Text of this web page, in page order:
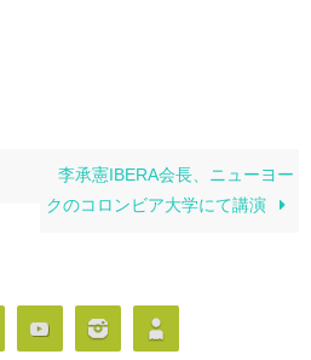
李承憲IBERA会長、ニューヨー
クのコロンビア大学にて講演